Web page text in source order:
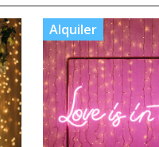
Alquiler